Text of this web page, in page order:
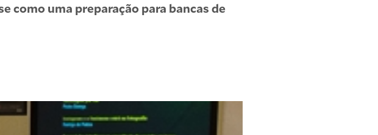
como uma preparação para bancas de